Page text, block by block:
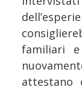
familiari
attestano